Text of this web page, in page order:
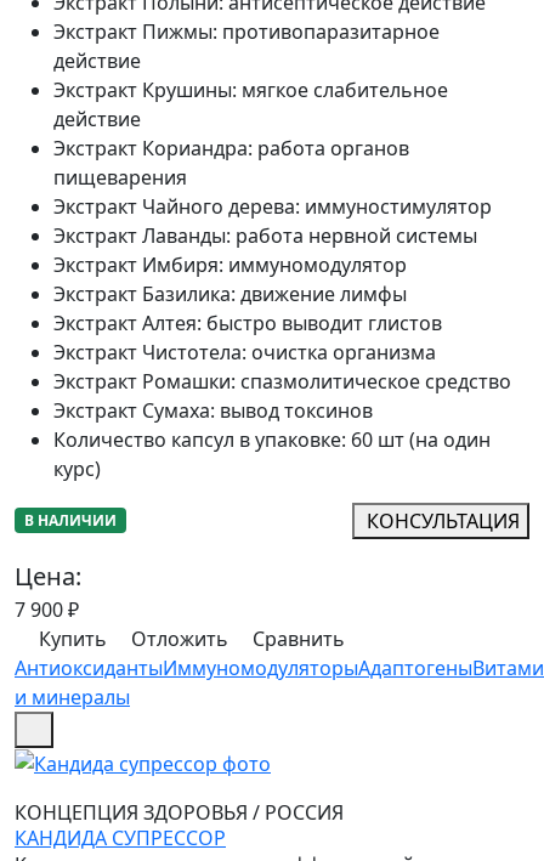
Экстракт Пижмы: противопаразитарное
действие
Экстракт Крушины: мягкое слабительное
действие
Экстракт Кориандра: работа органов
пищеварения
Экстракт Чайного дерева: иммуностимулятор
Экстракт Лаванды: работа нервной системы
Экстракт Имбиря: иммуномодулятор
Экстракт Базилика: движение лимфы
Экстракт Алтея: быстро выводит глистов
Экстракт Чистотела: очистка организма
Экстракт Ромашки: спазмолитическое средство
Экстракт Сумаха: вывод токсинов
Количество капсул в упаковке: 60 шт (на один
курс)
В НАЛИЧИИ КОНСУЛЬТАЦИЯ
Цена:
7 900₽
Купить
Отложить
Сравнить
АнтиоксидантыИммуномодуляторыАдаптогены
и минералы
КОНЦЕПЦИЯ ЗДОРОВЬЯ / РОССИЯ
КАНДИДА СУПРЕССОР